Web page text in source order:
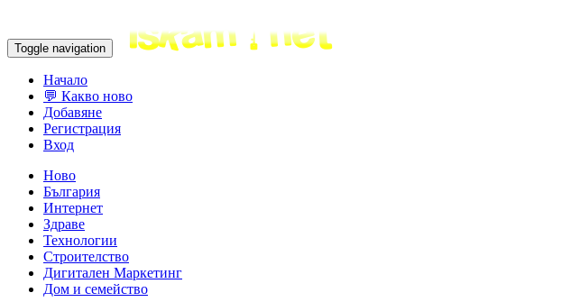
Toggle navigation
Начало
💬 Какво ново
Добавяне
Регистрация
Вход
Ново
България
Интернет
Здраве
Технологии
Строителство
Дигитален Маркетинг
Дом и семейство